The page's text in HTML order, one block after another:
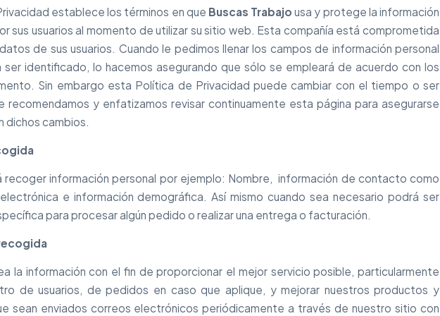
establece los términos en que Buscas Trabajo usa y protege la información
sus usuarios al momento de utilizar su sitio web. Esta compañía está comprometida
de sus usuarios. Cuando le pedimos llenar los campos de información personal
identificado, lo hacemos asegurando que sólo se empleará de acuerdo con los
Sin embargo esta Política de Privacidad puede cambiar con el tiempo o ser
recomendamos y enfatizamos revisar continuamente esta página para asegurarse
dichos cambios.
información personal por ejemplo: Nombre, información de contacto como
e información demográfica. Así mismo cuando sea necesario podrá ser
para procesar algún pedido o realizar una entrega o facturación.
la información con el fin de proporcionar el mejor servicio posible, particularmente
de usuarios, de pedidos en caso que aplique, y mejorar nuestros productos y
sean enviados correos electrónicos periódicamente a través de nuestro sitio con